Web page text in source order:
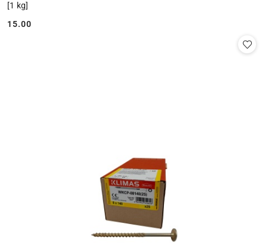
[1 kg]
Cena:
15.00